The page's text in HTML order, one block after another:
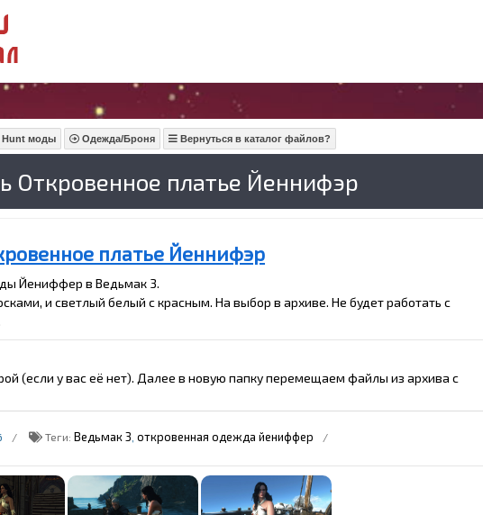
Hunt моды Одежда/Броня Вернуться в каталог файлов?
Откровенное платье Йеннифэр
платье Йеннифэр
Йениффер в Ведьмак 3.
и светлый белый с красным. На выбор в архиве. Не будет работать с
(если у вас её нет). Далее в новую папку перемещаем файлы из архива с
Теги: Ведьмак 3 откровенная одежда йениффер